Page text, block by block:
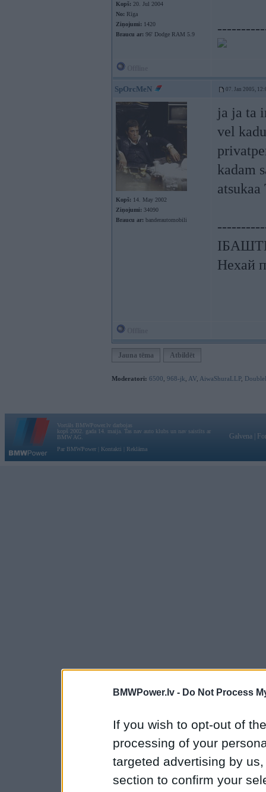
BMWPower.lv - Do Not Process
If you wish to opt-out of
processing of your
targeted advertising by
section to confirm your
Kopš: 20. Jul 2004
No: Rīga
Ziņojumi: 1420
Braucu ar: 96' Dodge RAM 5.9
SpOrcMeN 07. Jan 2005,
Kopš: 14. May 2002
Ziņojumi: 34090
Braucu ar: banderautomobili
ja ja ta
vel
kadam
Нехай
Jauna tēma Atbildēt
Moderatori: 6500 968-jk AV AiwaShuraLLP,
Vortāls BMWPower.lv darbojas
kopš 2002. gada 14. maija. Tas nav auto klubs un nav saistīts ar
BMW AG.
Par BMWPower
Kontakti Reklāma
Galvena